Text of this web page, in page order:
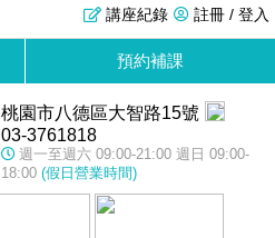
註冊 / 登入
講座紀錄
預約補課
桃園市八德區大智路15號
03-3761818
週一至週六 09:00-21:00 週日 09:00-
18:00 (假日營業時間)